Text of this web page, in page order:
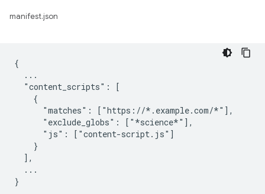
manifest.json
{
  ...
  "content_scripts": [
    {
      "matches": ["https://*.example.com/*"],
      "exclude_globs": ["*science*"],
      "js": ["content-script.js"]
    }
  ],
  ...